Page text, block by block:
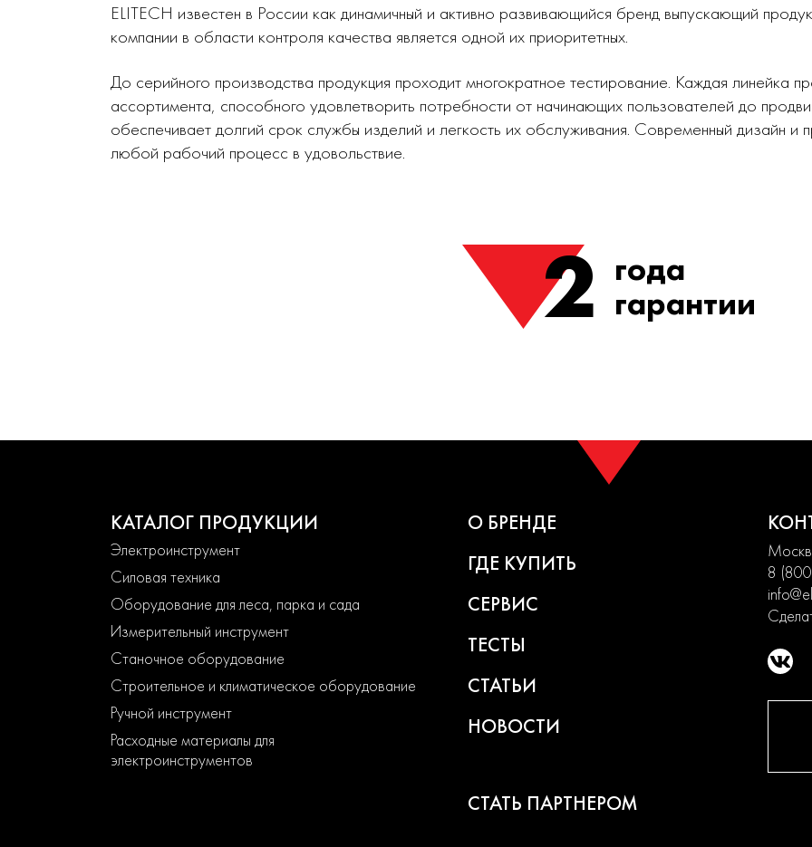
ELITECH известен в России как динамичный и активно развивающийся бренд выпускающий
компании в области контроля качества является одной их приоритетных.
До серийного производства продукция проходит многократное тестирование. Каждая линейка
ассортимента, способного удовлетворить потребности от начинающих пользователей до
обеспечивает долгий срок службы изделий и легкость их обслуживания. Современный дизайн
любой рабочий процесс в удовольствие.
2 года
гарантии
КАТАЛОГ ПРОДУКЦИИ
Электроинструмент
Силовая техника
Оборудование для леса, парка и сада
Измерительный инструмент
Станочное оборудование
Строительное и климатическое оборудование
Ручной инструмент
Расходные материалы для
электроинструментов
О БРЕНДЕ
ГДЕ КУПИТЬ
СЕРВИС
ТЕСТЫ
СТАТЬИ
НОВОСТИ
СТАТЬ ПАРТНЕРОМ
8